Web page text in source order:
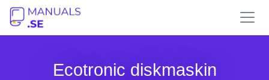
Ecotronic diskmaskin